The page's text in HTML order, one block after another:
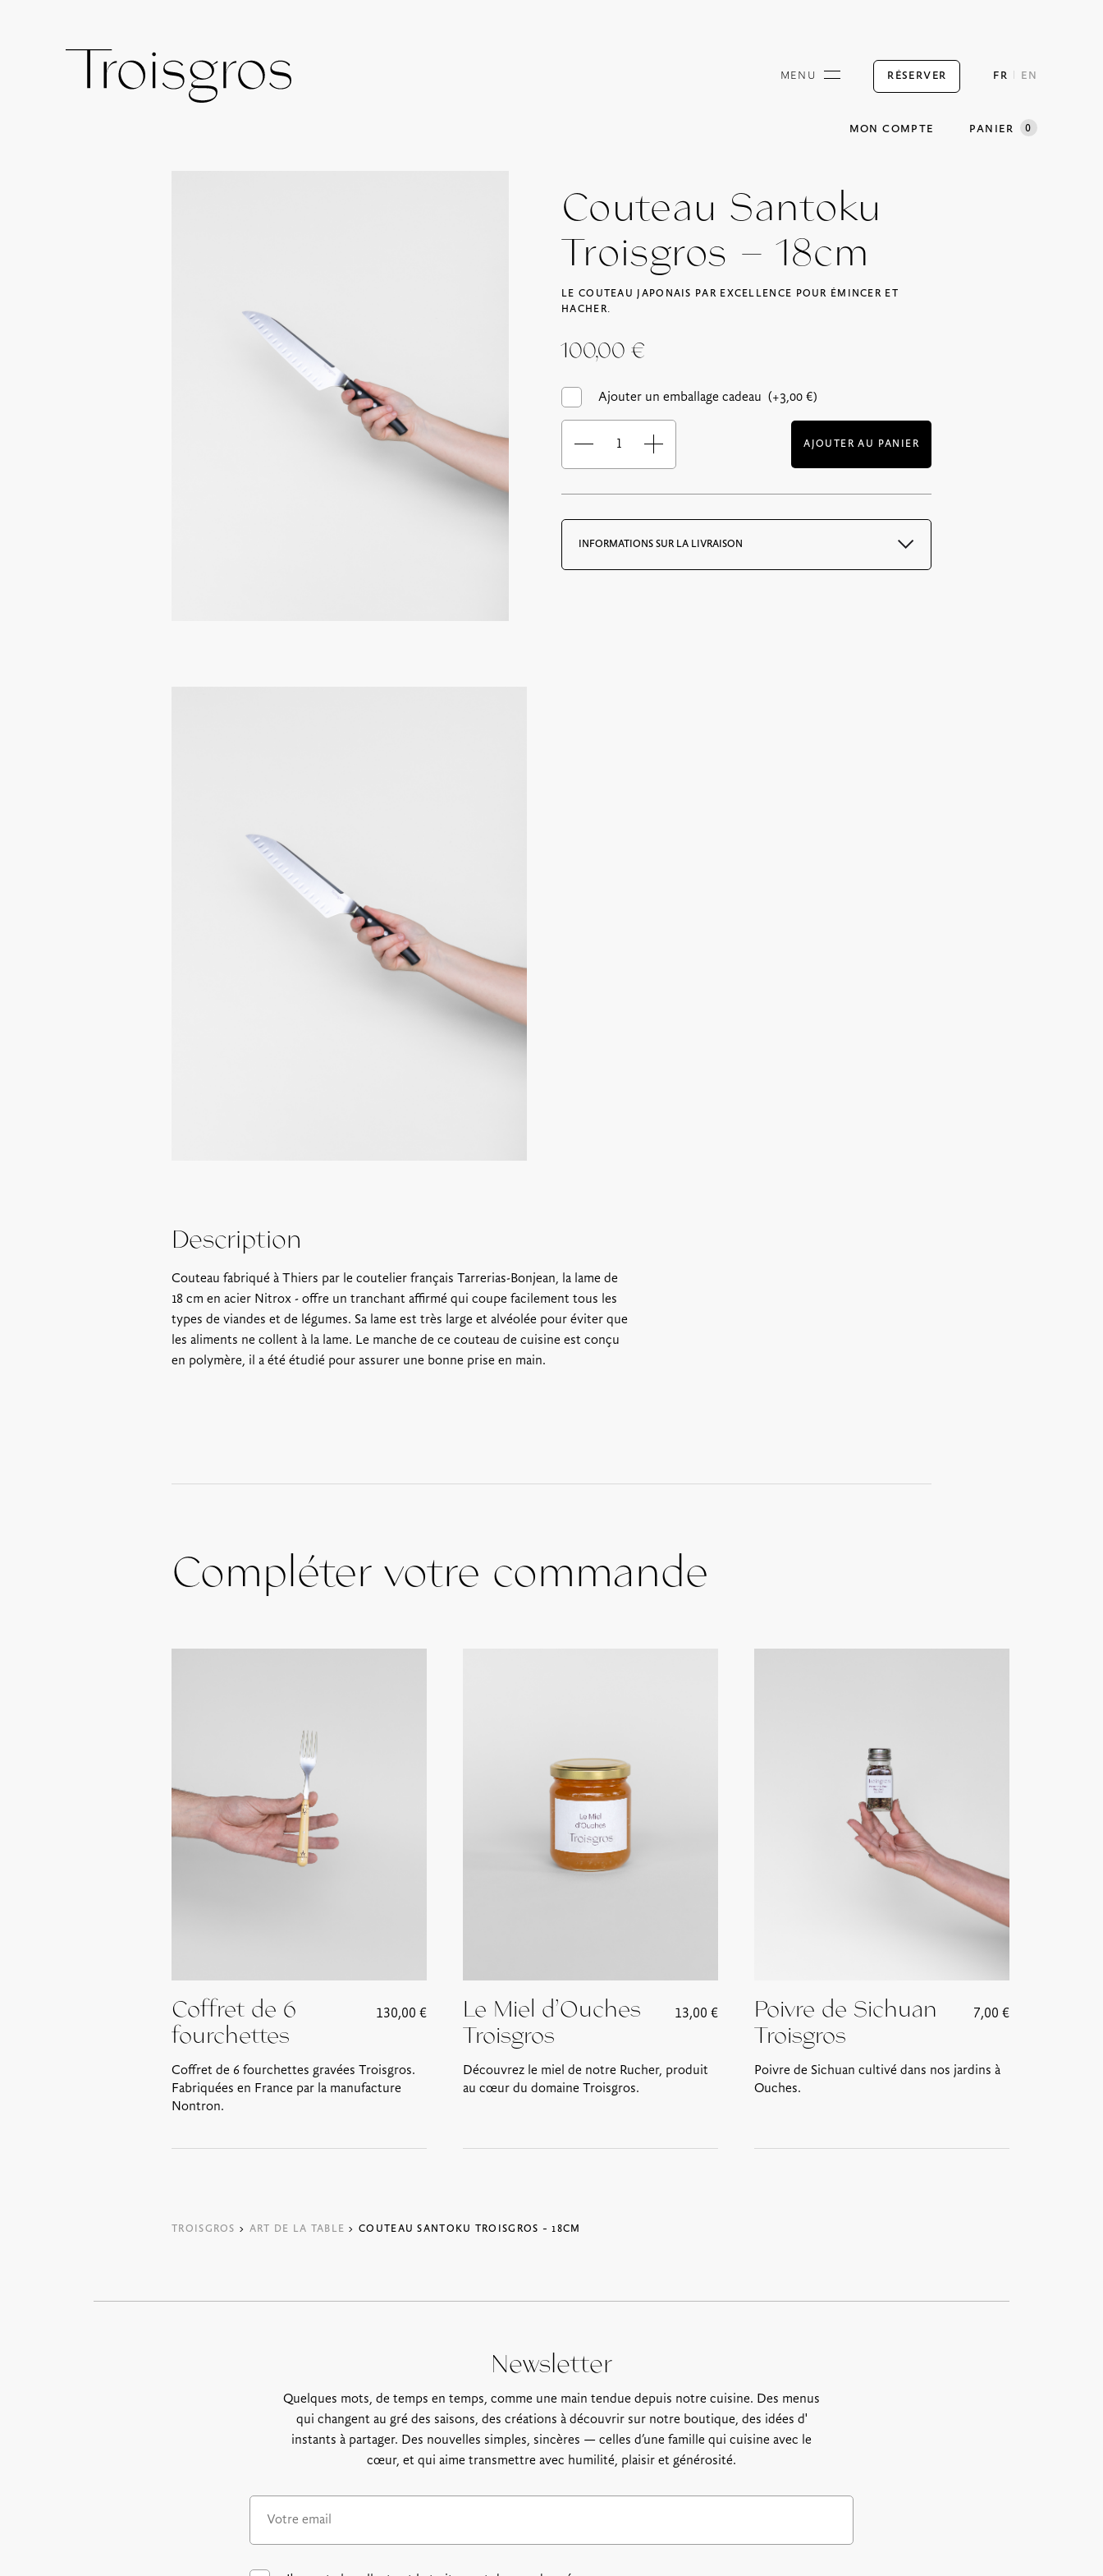
MENU RÉSERVER FR EN
MON COMPTE PANIER 0
Couteau Santoku
Troisgros – 18cm
LE COUTEAU JAPONAIS PAR EXCELLENCE POUR ÉMINCER ET
HACHER.
100,00€
Ajouter un emballage cadeau (+3,00 €)
quantité
de
Troisgros
-
AJOUTER AU PANIER
INFORMATIONS SUR LA LIVRAISON
Description
Couteau fabriqué à Thiers par le coutelier français Tarrerias-Bonjean, la lame de
18 cm en acier Nitrox - offre un tranchant affirmé qui coupe facilement tous les
types de viandes et de légumes. Sa lame est très large et alvéolée pour éviter que
les aliments ne collent à la lame. Le manche de ce couteau de cuisine est conçu
en polymère, il a été étudié pour assurer une bonne prise en main.
Compléter votre commande
Coffret de 6
fourchettes
130,00 €
Coffret de 6 fourchettes gravées Troisgros.
Fabriquées en France par la manufacture
Nontron.
Le Miel d’Ouches
Troisgros
13,00 €
Découvrez le miel de notre Rucher, produit
au cœur du domaine Troisgros.
Poivre de Sichuan
Troisgros
7,00 €
Poivre de Sichuan cultivé dans nos jardins à
Ouches.
TROISGROS > ART DE LA TABLE > COUTEAU SANTOKU TROISGROS – 18CM
Newsletter
Quelques mots, de temps en temps, comme une main tendue depuis notre cuisine. Des menus
qui changent au gré des saisons, des créations à découvrir sur notre boutique, des idées d'
instants à partager. Des nouvelles simples, sincères — celles d’une famille qui cuisine avec le
cœur, et qui aime transmettre avec humilité, plaisir et générosité.